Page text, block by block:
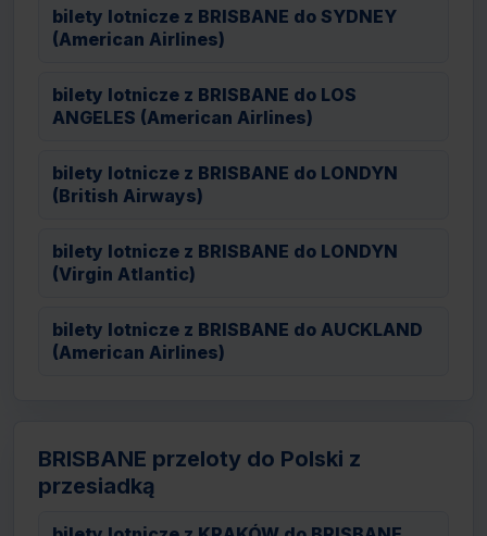
bilety lotnicze z BRISBANE do SYDNEY
(American Airlines)
bilety lotnicze z BRISBANE do LOS
ANGELES (American Airlines)
bilety lotnicze z BRISBANE do LONDYN
(British Airways)
bilety lotnicze z BRISBANE do LONDYN
(Virgin Atlantic)
bilety lotnicze z BRISBANE do AUCKLAND
(American Airlines)
BRISBANE przeloty do Polski z
przesiadką